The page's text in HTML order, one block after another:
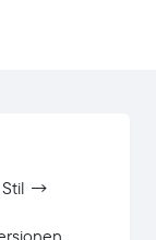
Stil →